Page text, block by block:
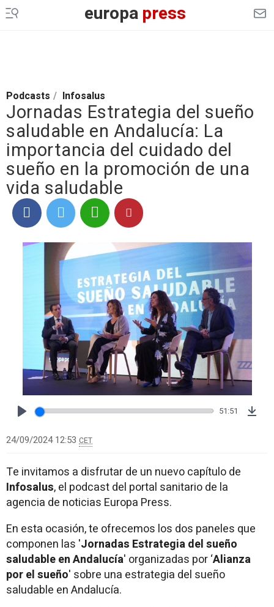
europapress
Podcasts / Infosalus
Jornadas Estrategia del sueño
saludable en Andalucía: La
importancia del cuidado del
sueño en la promoción de una
vida saludable
51:51
24/09/2024 12:53 CET
Te invitamos a disfrutar de un nuevo capítulo de
Infosalus, el podcast del portal sanitario de la
agencia de noticias Europa Press.
En esta ocasión, te ofrecemos los dos paneles que
componen las 'Jornadas Estrategia del sueño
saludable en Andalucía' organizadas por ‘Alianza
por elsueño' sobre una estrategia del sueño
saludable en Andalucía.